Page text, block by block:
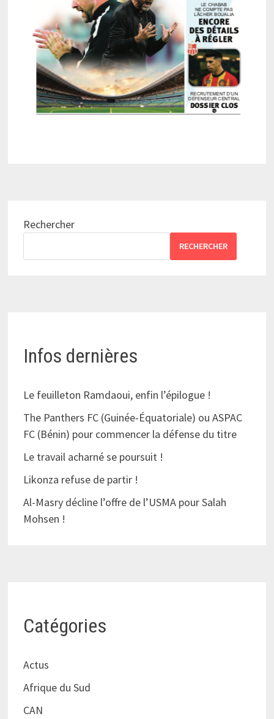
Rechercher
RECHERCHER
Infos dernières
Le feuilleton Ramdaoui, enfin l’épilogue !
The Panthers FC (Guinée-Équatoriale) ou ASPAC
FC (Bénin) pour commencer la défense du titre
Le travail acharné se poursuit !
Likonza refuse de partir !
Al-Masry décline l’offre de l’USMA pour Salah
Mohsen !
Catégories
Actus
Afrique du Sud
CAN